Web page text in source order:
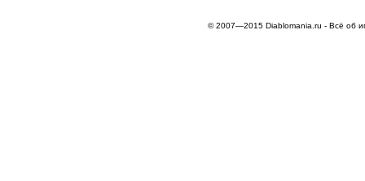
© 2007—2015 Diablomania.ru - Всё об